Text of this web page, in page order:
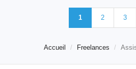
1 2 3
Accueil Freelances